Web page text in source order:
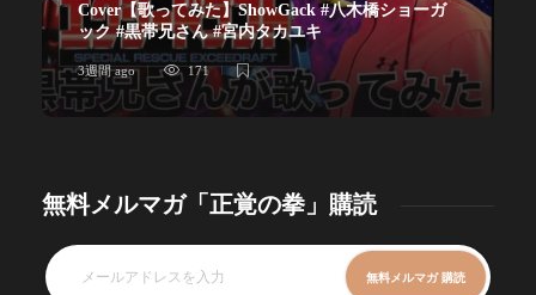
Cover【歌ってみた】ShowGack #八木橋ショーガ
ック #黒帯兄さん #宮内タカユキ
3週間 ago 171
無料メルマガ「正覚の拳」購読